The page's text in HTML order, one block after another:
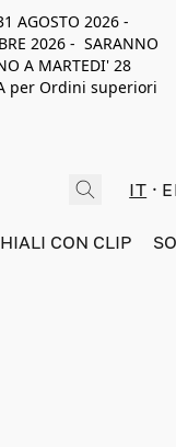
AGOSTO 2026 -
2026 - SARANNO
A MARTEDI' 28
per Ordini superiori
IT
CON CLIP